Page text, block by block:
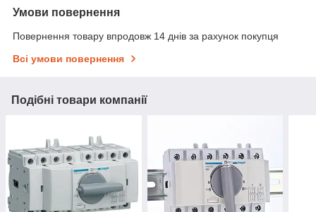
Умови повернення
Повернення товару впродовж 14 днів за рахунок покупця
Всі умови повернення
Подібні товари компанії